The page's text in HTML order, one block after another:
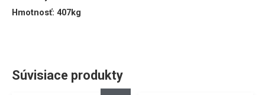
Hmotnosť: 407kg
Súvisiace produkty